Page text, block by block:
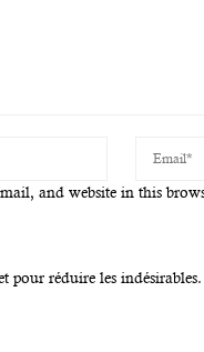
and website in this
pour réduire les indésirables.